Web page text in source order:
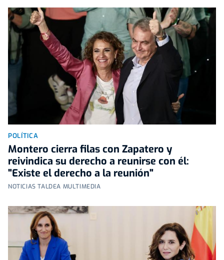
POLÍTICA
Montero cierra filas con Zapatero y
reivindica su derecho a reunirse con él:
"Existe el derecho a la reunión"
NOTICIAS TALDEA MULTIMEDIA